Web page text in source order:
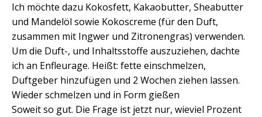
Ich möchte dazu Kokosfett, Kakaobutter, Sheabutter
und Mandelöl sowie Kokoscreme (für den Duft,
zusammen mit Ingwer und Zitronengras) verwenden.
Um die Duft-, und Inhaltsstoffe auszuziehen, dachte
ich an Enfleurage. Heißt: fette einschmelzen,
Duftgeber hinzufügen und 2 Wochen ziehen lassen.
Wieder schmelzen und in Form gießen
Soweit so gut. Die Frage ist jetzt nur, wieviel Prozent